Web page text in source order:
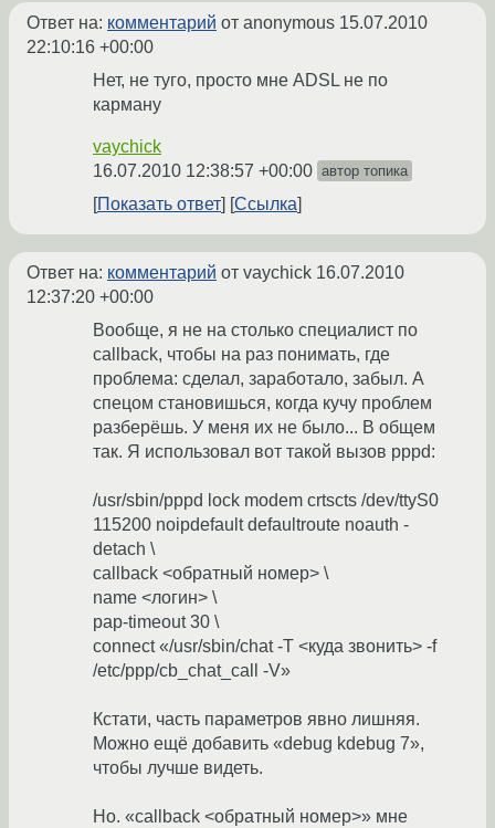
Ответ на: комментарий от anonymous 15.07.2010
22:10:16 +00:00
Нет, не туго, просто мне ADSL не по
карману
vaychick
16.07.2010 12:38:57 +00:00 автор топика
Показать ответ Ссылка
Ответ на: комментарий от vaychick 16.07.2010
12:37:20 +00:00
Вообще, я не на столько специалист по
callback, чтобы на раз понимать, где
проблема: сделал, заработало, забыл. А
спецом становишься, когда кучу проблем
разберёшь. У меня их не было... В общем
так. Я использовал вот такой вызов pppd:
/usr/sbin/pppd lock modem crtscts /dev/ttyS0
115200 noipdefault defaultroute noauth -
detach \
callback <обратный номер> \
name <логин> \
pap-timeout 30 \
connect «/usr/sbin/chat -T <куда звонить> -f
/etc/ppp/cb_chat_call -V»
Кстати, часть параметров явно лишняя.
Можно ещё добавить «debug kdebug 7»,
чтобы лучше видеть.
Но. «callback <обратный номер>» мне